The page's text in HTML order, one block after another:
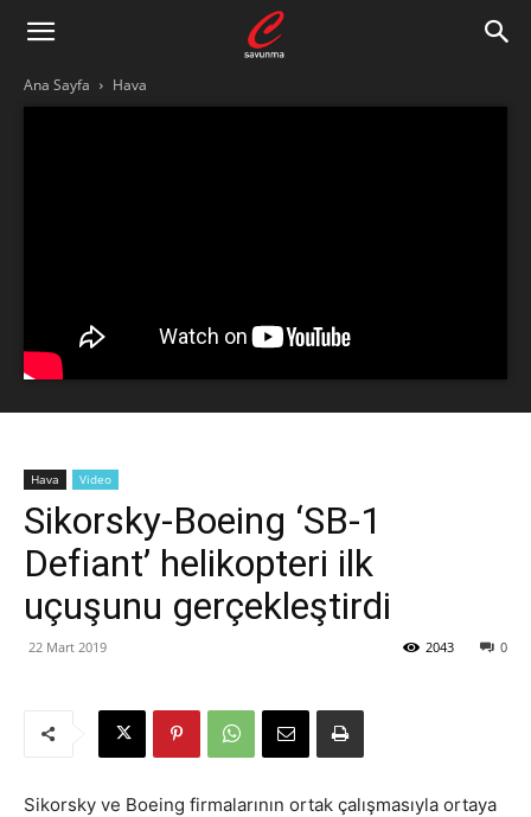
Ana Sayfa Hava
Hava Video
Sikorsky-Boeing ‘SB-1
Defiant’ helikopteri ilk
uçuşunu gerçekleştirdi
22 Mart 2019 0
2043
Sikorsky ve Boeing firmalarının ortak çalışmasıyla ortaya